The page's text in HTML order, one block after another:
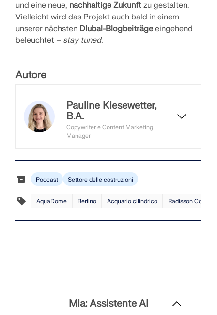
und eine neue, nachhaltige Zukunft zu gestalten.
Vielleicht wird das Projekt auch bald in einem
unserer nächsten Dlubal-Blogbeiträge eingehend
beleuchtet – stay tuned.
Autore
Pauline Kiesewetter,
B.A.
Copywriter e Content Marketing
Manager
copywriting, contenuti e iniziative di
marketing e supporta la strategia di
comunicazione per le campagne.
Podcast Settore delle costruzioni
AquaDome Berlino Acquario cilindrico Radisson
Mia: Assistente AI